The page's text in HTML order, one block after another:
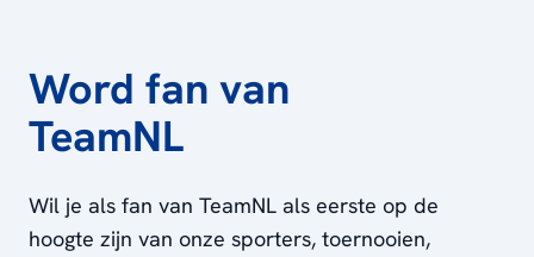
Word fan van
TeamNL
Wil je als fan van TeamNL als eerste op de
hoogte zijn van onze sporters, toernooien,